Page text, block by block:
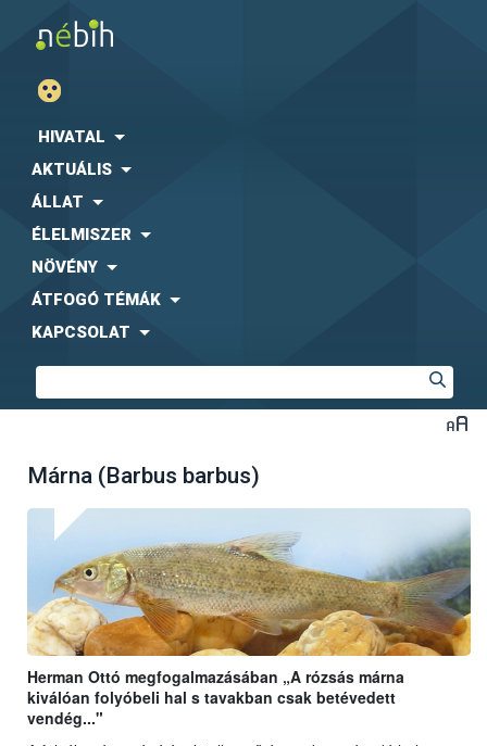
HIVATAL
AKTUÁLIS
ÁLLAT
ÉLELMISZER
NÖVÉNY
ÁTFOGÓ TÉMÁK
KAPCSOLAT
Márna (Barbus barbus)
Herman Ottó megfogalmazásában „A rózsás márna
kiválóan folyóbeli hal s tavakban csak betévedett
vendég..."